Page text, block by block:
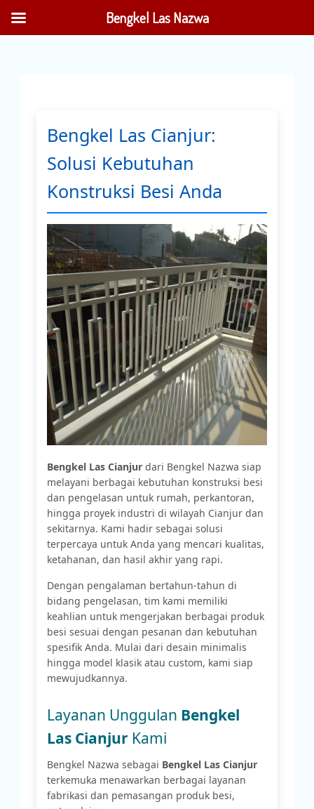
ke
konten
Bengkel Las Cianjur:
Solusi Kebutuhan
Konstruksi Besi Anda
Bengkel Las Cianjurdari Bengkel Nazwa siap
melayani berbagai kebutuhan konstruksi besi
dan pengelasan untuk rumah, perkantoran,
hingga proyek industri di wilayah Cianjur dan
sekitarnya. Kami hadir sebagai solusi
terpercaya untuk Anda yang mencari kualitas,
ketahanan, dan hasil akhir yang rapi.
Dengan pengalaman bertahun-tahun di
bidang pengelasan, tim kami memiliki
keahlian untuk mengerjakan berbagai produk
besi sesuai dengan pesanan dan kebutuhan
spesifik Anda. Mulai dari desain minimalis
hingga model klasik atau custom, kami siap
mewujudkannya.
Layanan Unggulan Bengkel
Las Cianjur Kami
Bengkel Nazwa sebagai Bengkel Las Cianjur
terkemuka menawarkan berbagai layanan
fabrikasi dan pemasangan produk besi,
Bengkel Las Nazwa